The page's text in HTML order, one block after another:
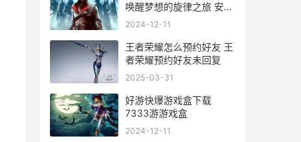
唤醒梦想的旋律之旅 安琪
拉那首歌
2024-12-11
王者荣耀怎么预约好友 王
者荣耀预约好友未回复
2025-03-31
好游快爆游戏盒下载
7333游游戏盒
2024-12-11